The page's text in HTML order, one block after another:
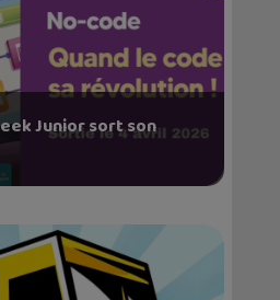
Junior sort son